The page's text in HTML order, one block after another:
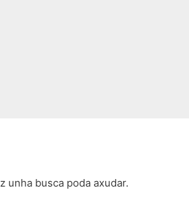
unha busca poda axudar.